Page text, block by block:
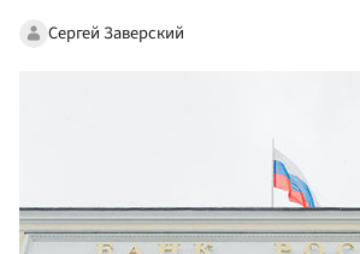
Сергей Заверский